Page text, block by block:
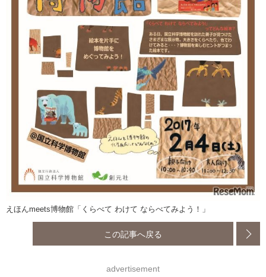
えほんmeets博物館「くらべて わけて ならべてみよう！」
この記事へ戻る
advertisement